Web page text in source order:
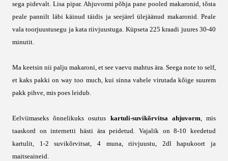
sega pidevalt. Lisa pipar. Ahjuvormi põhja pane pooled makaronid, tõsta
peale pannilt läbi käinud täidis ja seejärel ülejäänud makaronid. Peale
vala toorjuustusegu ja kata riivjuustuga. Küpseta 225 kraadi juures 30-40
minutit.
Ma keetsin nii palju makaroni, et see vaevu mahtus ära. Seega note to self,
et kaks pakki on way too much, kui sinna vahele virutada kõige suurem
pakk pihve, mis poes leidub.
Eelviimaseks õnnelikuks osutus kartuli-suvikõrvitsa ahjuvorm, mis
taaskord on internetti hästi ära peidetud. Vajalik on 8-10 keedetud
kartulit, 1-2 suvikõrvitsat, 4 muna, riivjuustu, 2dl hapukoort ja
maitseaineid.